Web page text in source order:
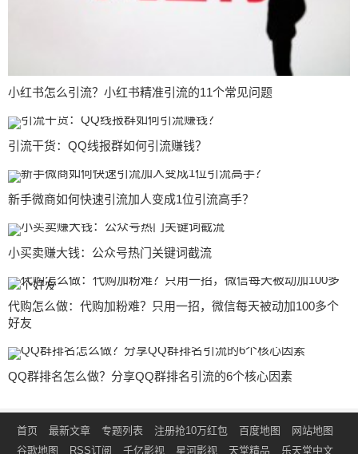
小红书怎么引流？小红书精准引流的11个常见问题
引流干货：QQ线报群如何引流赚钱？
新手微商如何快速引流加人变成1位引流高手？
小买卖赚大钱：公众号热门关键词截流
代购怎么做：代购加粉难？只用一招，微信每天被动加100多个
好友
QQ群排名怎么做？分享QQ群排名引流的6个核心因素
首页 最新文章 专题列表 注册抢10万红包 百度地图
网站地图
谷歌地图
RSS订阅 千亿影视 星河影视 天堂精品 乐天堂中文